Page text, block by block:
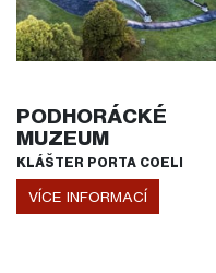
PODHORÁCKÉ
MUZEUM
KLÁŠTER PORTA COELI
VÍCE INFORMACÍ